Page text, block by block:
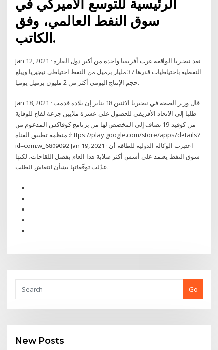
الرئيسية للتوسع الأميركي في
سوق النفط العالمي، وفق
الكاتب.
Jan 12, 2021 · تعد نيجيريا الواقعة غرب أفريقيا واحدة من أكبر دول القارة
النفطية باحتياطيات قدرها 37 مليار برميل من النفط احتياطي نيجيريا ويبلغ
حجم الإنتاج اليومي أكثر من 2 مليون برميل يوميا.
Jan 18, 2021 · قال وزير الصحة في نيجيريا الاثنين 18 يناير إن بلاده قدمت
طلبا إلى الاتحاد الأفريقي للحصول على عشرة ملايين جرعة لقاح للوقاية
من كوفيد-19 تضاف إلى المخصص لها من برنامج كوفاكس المدعوم من
منظمة تطبيق القناة :https://play.google.com/store/apps/details?
id=com.w_6809092 Jan 19, 2021 · اعتبرت الوكالة الدولية للطاقة أن
سوق النفط يعتمد على أسس أكثر صلابة هذا العام بفضل اللقاحات، لكنها
عدّلت توقّعاتها بشأن انتعاش الطلب.
Go
New Posts